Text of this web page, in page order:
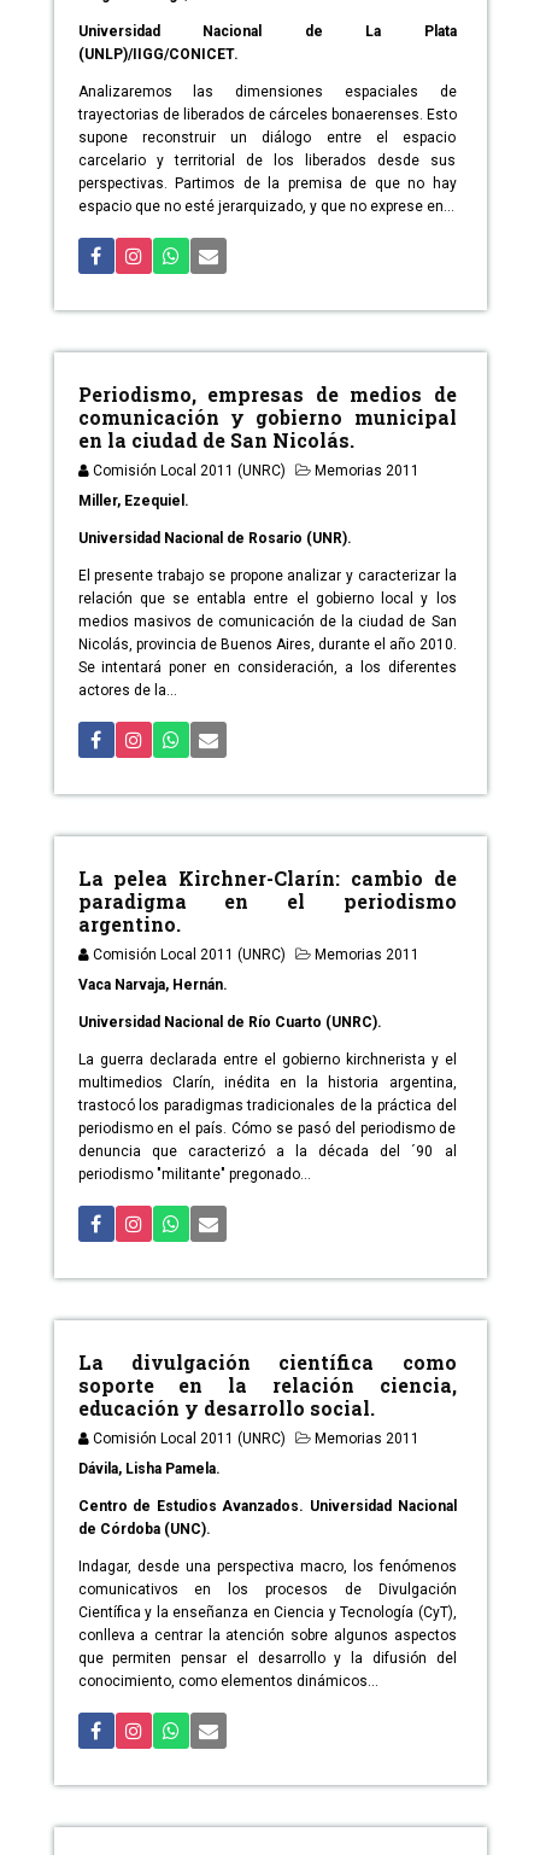
Universidad Nacional de La Plata
(UNLP)/IIGG/CONICET.
Analizaremos las dimensiones espaciales de
trayectorias de liberados de cárceles bonaerenses. Esto
supone reconstruir un diálogo entre el espacio
carcelario y territorial de los liberados desde sus
perspectivas. Partimos de la premisa de que no hay
espacio que no esté jerarquizado, y que no exprese en...
Periodismo, empresas de medios de
comunicación y gobierno municipal
en la ciudad de San Nicolás.
Comisión Local 2011 (UNRC)
Memorias 2011
Miller, Ezequiel.
Universidad Nacional de Rosario (UNR).
El presente trabajo se propone analizar y caracterizar la
relación que se entabla entre el gobierno local y los
medios masivos de comunicación de la ciudad de San
Nicolás, provincia de Buenos Aires, durante el año 2010.
Se intentará poner en consideración, a los diferentes
actores de la...
La pelea Kirchner-Clarín: cambio de
paradigma en el periodismo
argentino.
Comisión Local 2011 (UNRC)
Memorias 2011
Vaca Narvaja, Hernán.
Universidad Nacional de Río Cuarto (UNRC).
La guerra declarada entre el gobierno kirchnerista y el
multimedios Clarín, inédita en la historia argentina,
trastocó los paradigmas tradicionales de la práctica del
periodismo en el país. Cómo se pasó del periodismo de
denuncia que caracterizó a la década del ´90 al
periodismo "militante" pregonado...
La divulgación científica como
soporte en la relación ciencia,
educación y desarrollo social.
Comisión Local 2011 (UNRC)
Memorias 2011
Dávila, Lisha Pamela.
Centro de Estudios Avanzados. Universidad Nacional
de Córdoba (UNC).
Indagar, desde una perspectiva macro, los fenómenos
comunicativos en los procesos de Divulgación
Científica y la enseñanza en Ciencia y Tecnología (CyT),
conlleva a centrar la atención sobre algunos aspectos
que permiten pensar el desarrollo y la difusión del
conocimiento, como elementos dinámicos...